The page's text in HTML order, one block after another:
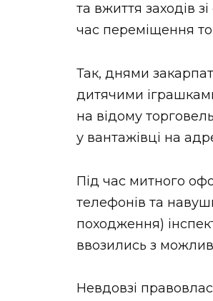
та вжиття заходів
час переміщення
Так, днями
дитячими
на відому
у вантажівці на
Під час митного
телефонів та
походження)
ввозились з
Невдовзі